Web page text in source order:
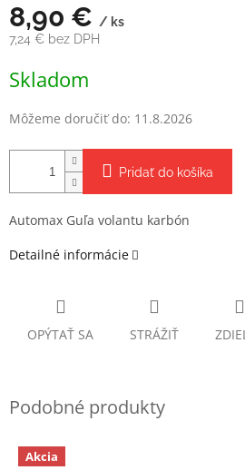
8,90 € / ks
7,24 € bez DPH
cena:
Skladom
Môžeme doručiť do: 11.8.2026
Pridať do košíka
Automax Guľa volantu karbón
Detailné informácie
OPÝTAŤ SA STRÁŽIŤ
Akcia